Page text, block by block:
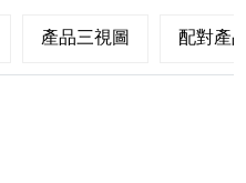
產品三視圖 配對產